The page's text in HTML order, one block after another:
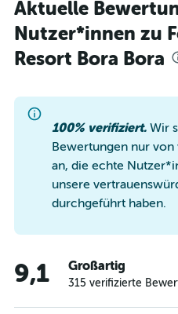
Aktuelle
Nutzer*innen zu
Resort Bora Bora
100% verifiziert. Wir
Bewertungen nur
an, die echte
unsere
durchgeführt haben.
9,1 Großartig
315 verifizierte